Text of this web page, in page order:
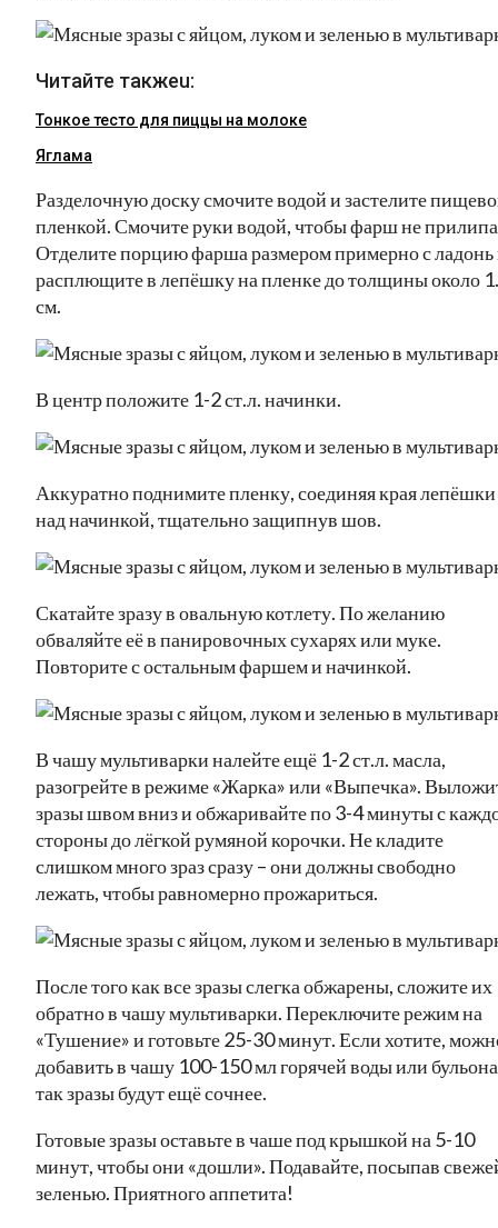
Читайте такжеu:
Тонкое тесто для пиццы на молоке
Яглама
Разделочную доску смочите водой и застелите
пленкой. Смочите руки водой, чтобы фарш не
Отделите порцию фарша размером примерно с ладонь
расплющите в лепёшку на пленке до толщины около
см.
В центр положите 1-2 ст.л. начинки.
Аккуратно поднимите пленку, соединяя края лепёшки
над начинкой, тщательно защипнув шов.
Скатайте зразу в овальную котлету. По желанию
обваляйте её в панировочных сухарях или муке.
Повторите с остальным фаршем и начинкой.
В чашу мультиварки налейте ещё 1-2 ст.л. масла,
разогрейте в режиме «Жарка» или «Выпечка».
зразы швом вниз и обжаривайте по 3-4 минуты с
стороны до лёгкой румяной корочки. Не кладите
слишком много зраз сразу – они должны свободно
лежать, чтобы равномерно прожариться.
После того как все зразы слегка обжарены, сложите их
обратно в чашу мультиварки. Переключите режим на
«Тушение» и готовьте 25-30 минут. Если хотите,
добавить в чашу 100-150 мл горячей воды или
так зразы будут ещё сочнее.
Готовые зразы оставьте в чаше под крышкой на 5-10
минут, чтобы они «дошли». Подавайте, посыпав
зеленью. Приятного аппетита!